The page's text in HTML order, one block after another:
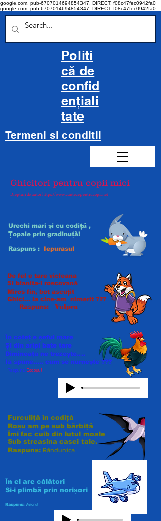
google.com, pub-6707014694854347, DIRECT, f08c47fec0942fa0
google.com, pub-6707014694854347, DIRECT, f08c47fec0942fa0
Politi
că de
confid
ențiali
tate
Termeni si conditii
Ghicitori pentru copii mici
Drepturi de autorhttps://www.cantecepentrucopii.net
Urechi mari și cu codiță ,
Țopaie prin gradinuță!
Raspuns : Iepurasul
De fel e tare vicleana
Si blanița-i roscovană
Miros fin, bot ascuțit
Ghici... la cine-am nimerit ???
Raspuns: Vulpea
În coteț e șeful mare
Și din aripi bate tare
Dimineața ne trezește....
Ia spune..... cum se numește ???
Raspuns: Cocoșul
Furculiță în codiță
Roșu am pe sub bărbiță
Îmi fac cuib din lutul moale
Sub streasina casei tale.
Raspuns: Răndunica
În el are călători
Si-i plimbă prin norișori
Raspuns: Avionul